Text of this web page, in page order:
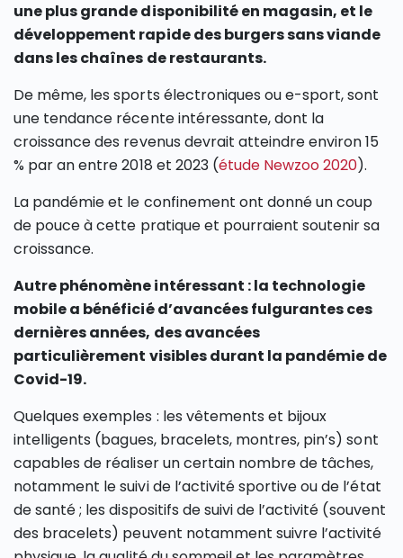
une plus grande disponibilité en magasin, et le
développement rapide des burgers sans viande
dans les chaînes de restaurants.
De même, les sports électroniques ou e-sport, sont
une tendance récente intéressante, dont la
croissance des revenus devrait atteindre environ 15
% par an entre 2018 et 2023 (étude Newzoo 2020).
La pandémie et le confinement ont donné un coup
de pouce à cette pratique et pourraient soutenir sa
croissance.
Autre phénomène intéressant : la technologie
mobile a bénéficié d’avancées fulgurantes ces
dernières années, des avancées
particulièrement visibles durant la pandémie de
Covid-19.
Quelques exemples : les vêtements et bijoux
intelligents (bagues, bracelets, montres, pin’s) sont
capables de réaliser un certain nombre de tâches,
notamment le suivi de l’activité sportive ou de l’état
de santé ; les dispositifs de suivi de l’activité (souvent
des bracelets) peuvent notamment suivre l’activité